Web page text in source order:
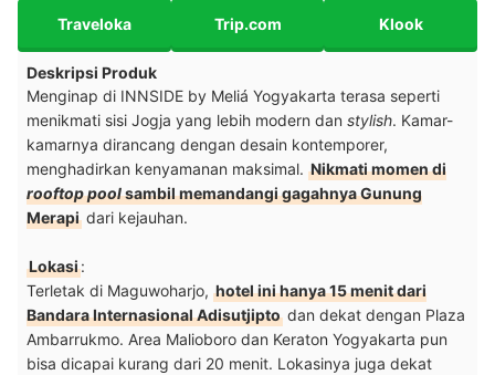
Traveloka Trip.com Klook
Deskripsi Produk
Menginap di INNSIDE by Meliá Yogyakarta terasa seperti
menikmati sisi Jogja yang lebih modern dan stylish. Kamar-
kamarnya dirancang dengan desain kontemporer,
menghadirkan kenyamanan maksimal. Nikmati momen di
rooftop poolsambil memandangi gagahnya Gunung
Merapi dari kejauhan.
Lokasi:
Terletak di Maguwoharjo, hotel ini hanya 15 menit dari
Bandara Internasional Adisutjipto dan dekat dengan Plaza
Ambarrukmo. Area Malioboro dan Keraton Yogyakarta pun
bisa dicapai kurang dari 20 menit. Lokasinya juga dekat